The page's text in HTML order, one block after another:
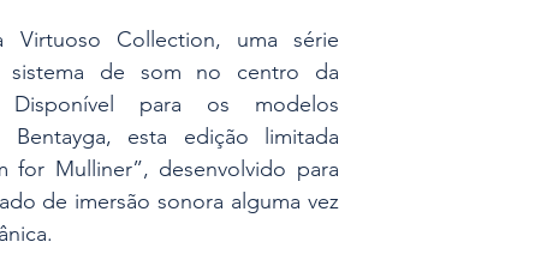
Virtuoso Collection, uma série
sistema de som no centro da
para os modelos
esta edição limitada
for Mulliner”, desenvolvido para
de imersão sonora alguma vez